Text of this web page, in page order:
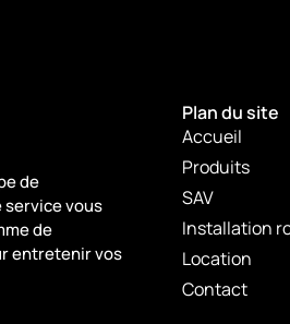
de
vous
de
entretenir vos
Plan du site
Accueil
Produits
SAV
Installation
Location
Contact